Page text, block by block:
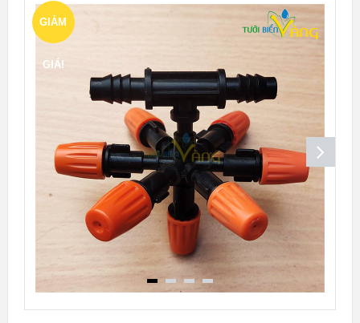
GIẢM
GIÁ!